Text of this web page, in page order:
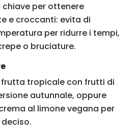
chiave per ottenere
e croccanti: evita di
per ridurre i tempi,
o bruciature.
frutta tropicale con frutti di
autunnale, oppure
al limone vegana per